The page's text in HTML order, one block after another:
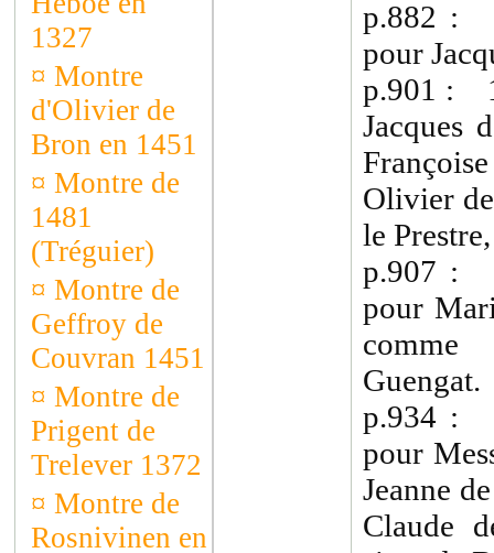
1327
¤ Montre
d'Olivier de
Bron en 1451
¤ Montre de
1481
(Tréguier)
¤ Montre de
Geffroy de
Couvran 1451
¤ Montre de
Prigent de
Trelever 1372
¤ Montre de
Rosnivinen en
p.882 :
pour
p.901 :
Jacques
Olivier
le
p.907 :
pour
comme
Guengat.
p.934 :
pour
Jeanne
Claude